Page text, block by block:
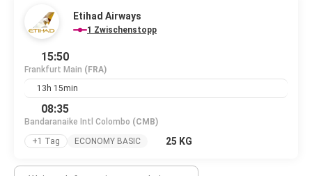
Etihad Airways
1 Zwischenstopp
15:50
Frankfurt Main (FRA)
13h 15min
08:35
Bandaranaike Intl Colombo (CMB)
+1 Tag
ECONOMY BASIC 25 KG